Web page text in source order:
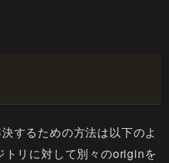
するための方法は以下のよ
トリに対して別々のoriginを